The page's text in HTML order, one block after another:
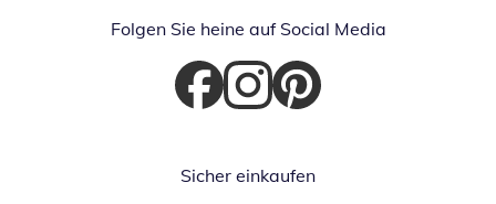
Folgen Sie heine auf Social Media
Öffnet in neuem Fenster
Öffnet in neuem Fenster
Öffnet in neuem Fenster
Sicher einkaufen